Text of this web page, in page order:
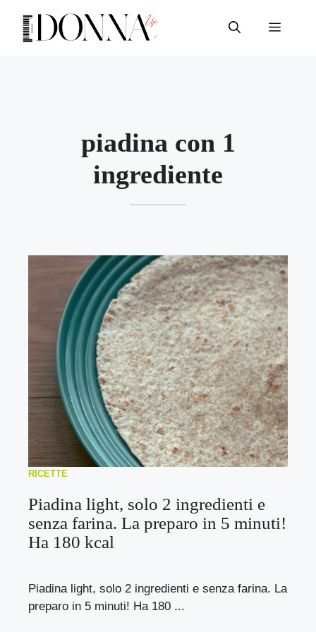
contenuto
Menu
piadina con 1
ingrediente
RICETTE
Piadina light, solo 2 ingredienti e
senza farina. La preparo in 5 minuti!
Ha 180 kcal
Piadina light, solo 2 ingredienti e senza farina. La
preparo in 5 minuti! Ha 180 ...